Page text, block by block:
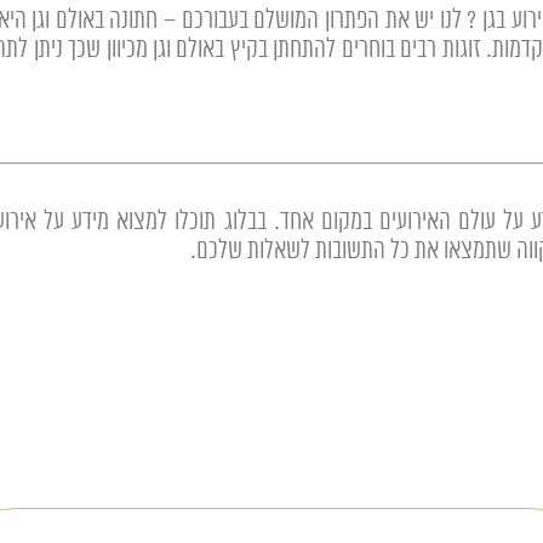
בגן ? לנו יש את הפתרון המושלם בעבורכם – חתונה באולם וגן
זוגות רבים בוחרים להתחתן בקיץ באולם וגן מכיוון שכך ניתן
על עולם האירועים במקום אחד. בבלוג תוכלו למצוא מידע על
שתמצאו את כל התשובות לשאלות שלכם.